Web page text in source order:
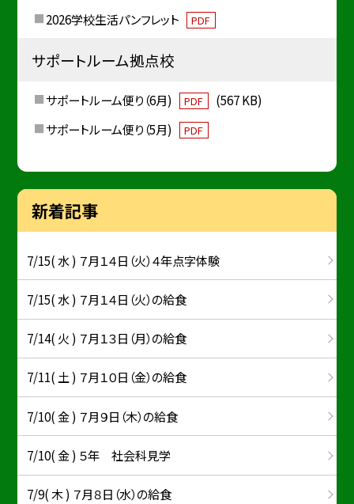
2026学校生活パンフレット PDF
サポートルーム拠点校
サポートルーム便り（6月) PDF
(567 KB)
サポートルーム便り（5月)
PDF
新着記事
7/15( 水 ) ７月１４日（火）４年点字体験
7/15( 水 ) ７月１４日（火）の給食
7/14( 火 ) ７月１３日（月）の給食
7/11( 土 ) ７月１０日（金）の給食
7/10( 金 ) ７月９日（木）の給食
7/10( 金 ) ５年 社会科見学
7/9( 木 ) ７月８日（水）の給食